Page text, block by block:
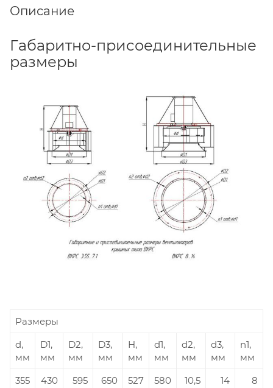
Описание
Габаритно-присоединительные
размеры
Размеры
d,
мм
D1,
мм
D2,
мм
D3,
мм
H,
мм
d1,
мм
d2,
мм
d3,
мм
n1,
мм
355
430 595 650 527 580 10,5 14 8